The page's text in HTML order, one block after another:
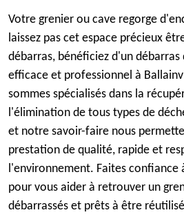
Votre grenier ou cave regorge
laissez pas cet espace précieux
débarras, bénéficiez d'un
efficace et professionnel à
sommes spécialisés dans la
l'élimination de tous types de
et notre savoir-faire nous
prestation de qualité, rapide et
l'environnement. Faites confiance
pour vous aider à retrouver un
débarrassés et prêts à être